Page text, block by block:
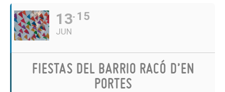
13
JUN
15
FIESTAS DEL BARRIO RACÓ D’EN
PORTES